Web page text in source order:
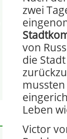
zwei
von
die
Leben
Victor